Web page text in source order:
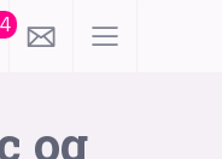
ogKI